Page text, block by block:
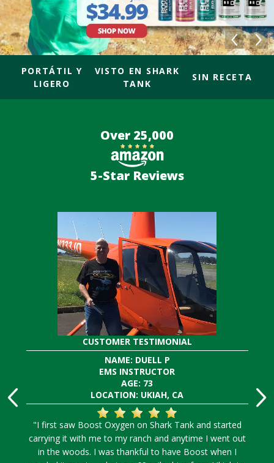
PORTÁTIL Y
LIGERO
VISTO EN SHARK
TANK
SIN RECETA
Over 25,000
5-Star Reviews
CUSTOMER TESTIMONIAL
NAME: DUELL P
EMS INSTRUCTOR
AGE: 73
LOCATION: UKIAH, CA
"I first saw Boost Oxygen on Shark Tank and started
carrying it with me to my ranch and anytime I went out
in the woods. I was thankful to have Boost when I